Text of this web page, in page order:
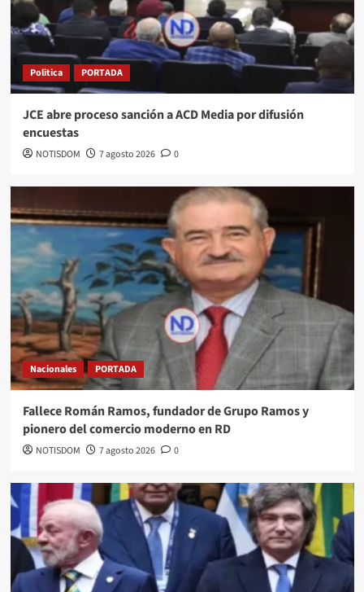
Politica PORTADA
JCE abre proceso sanción a ACD Media por difusión
encuestas
NOTISDOM 7 agosto 2026 0
Nacionales PORTADA
Fallece Román Ramos, fundador de Grupo Ramos y
pionero del comercio moderno en RD
NOTISDOM 7 agosto 2026 0